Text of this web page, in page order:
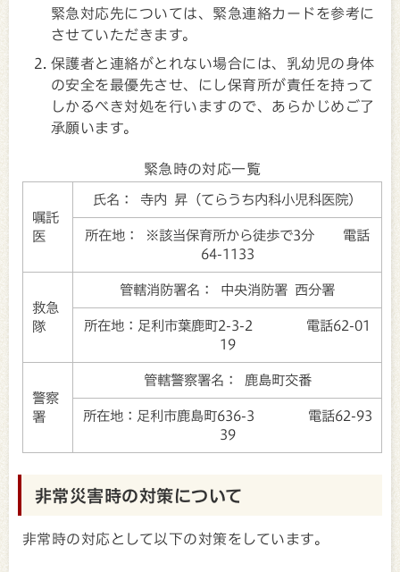
緊急対応先については、緊急連絡カードを参考に
させていただきます。
保護者と連絡がとれない場合には、乳幼児の身体
の安全を最優先させ、にし保育所が責任を持って
しかるべき対処を行いますので、あらかじめご了
承願います。
緊急時の対応一覧
嘱託
医
氏名： 寺内 昇（てらうち内科小児科医院）
所在地： ※該当保育所から徒歩で3分 電話
64-1133
救急
隊
管轄消防署名： 中央消防署 西分署
所在地：足利市葉鹿町2-3-2 電話62-01
19
警察
署
管轄警察署名： 鹿島町交番
所在地：足利市鹿島町636-3 電話62-93
39
非常災害時の対策について
非常時の対応として以下の対策をしています。